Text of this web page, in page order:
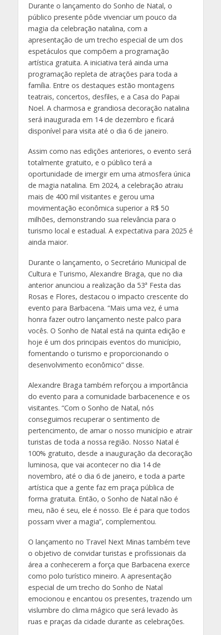
Durante o lançamento do Sonho de Natal, o
público presente pôde vivenciar um pouco da
magia da celebração natalina, com a
apresentação de um trecho especial de um dos
espetáculos que compõem a programação
artística gratuita. A iniciativa terá ainda uma
programação repleta de atrações para toda a
família. Entre os destaques estão montagens
teatrais, concertos, desfiles, e a Casa do Papai
Noel. A charmosa e grandiosa decoração natalina
será inaugurada em 14 de dezembro e ficará
disponível para visita até o dia 6 de janeiro.
Assim como nas edições anteriores, o evento será
totalmente gratuito, e o público terá a
oportunidade de imergir em uma atmosfera única
de magia natalina. Em 2024, a celebração atraiu
mais de 400 mil visitantes e gerou uma
movimentação econômica superior a R$ 50
milhões, demonstrando sua relevância para o
turismo local e estadual. A expectativa para 2025 é
ainda maior.
Durante o lançamento, o Secretário Municipal de
Cultura e Turismo, Alexandre Braga, que no dia
anterior anunciou a realização da 53ª Festa das
Rosas e Flores, destacou o impacto crescente do
evento para Barbacena. “Mais uma vez, é uma
honra fazer outro lançamento neste palco para
vocês. O Sonho de Natal está na quinta edição e
hoje é um dos principais eventos do município,
fomentando o turismo e proporcionando o
desenvolvimento econômico” disse.
Alexandre Braga também reforçou a importância
do evento para a comunidade barbacenence e os
visitantes. “Com o Sonho de Natal, nós
conseguimos recuperar o sentimento de
pertencimento, de amar o nosso município e atrair
turistas de toda a nossa região. Nosso Natal é
100% gratuito, desde a inauguração da decoração
luminosa, que vai acontecer no dia 14 de
novembro, até o dia 6 de janeiro, e toda a parte
artística que a gente faz em praça pública de
forma gratuita. Então, o Sonho de Natal não é
meu, não é seu, ele é nosso. Ele é para que todos
possam viver a magia”, complementou.
O lançamento no Travel Next Minas também teve
o objetivo de convidar turistas e profissionais da
área a conhecerem a força que Barbacena exerce
como polo turístico mineiro. A apresentação
especial de um trecho do Sonho de Natal
emocionou e encantou os presentes, trazendo um
vislumbre do clima mágico que será levado às
ruas e praças da cidade durante as celebrações.